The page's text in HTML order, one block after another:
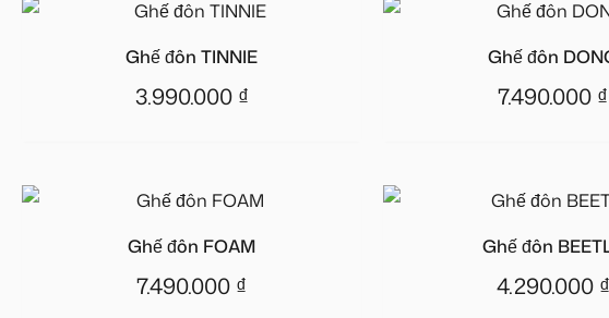
Ghế đôn TINNIE
3.990.000 ₫
Ghế đôn
7.490.000 ₫
Ghế đôn FOAM
7.490.000 ₫
Ghế đôn
4.290.000 ₫